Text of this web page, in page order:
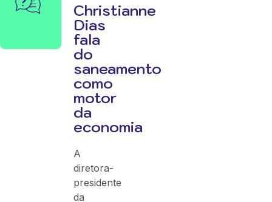
Christianne
Dias
fala
do
saneamento
como
motor
da
economia
A
diretora-
presidente
da